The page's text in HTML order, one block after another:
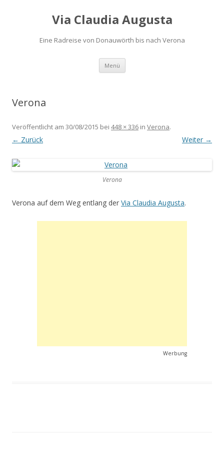
Via Claudia Augusta
Eine Radreise von Donauwörth bis nach Verona
Menü Zum
springen
Verona
Veröffentlicht am 30/08/2015 bei 448 × 336 in Verona.
← Zurück Weiter →
Verona
Verona auf dem Weg entlang der Via Claudia Augusta.
Werbung